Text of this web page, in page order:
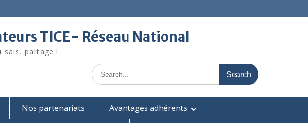
TICE- Réseau National
sais, partage !
Search
for:
Nos partenariats
Avantages adhérents